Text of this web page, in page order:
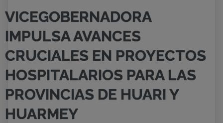
VICEGOBERNADORA
IMPULSA AVANCES
CRUCIALES EN PROYECTOS
HOSPITALARIOS PARA LAS
PROVINCIAS DE HUARI Y
HUARMEY